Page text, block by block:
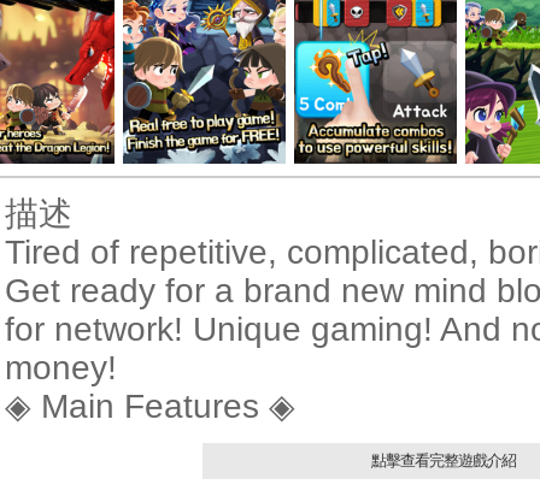
描述
Tired of repetitive, complicated,
Get ready for a brand new mind
for network! Unique gaming! And
money!
◈ Main Features ◈
- Tap! Tap! Tap at the right time
點擊查看完整遊戲介紹